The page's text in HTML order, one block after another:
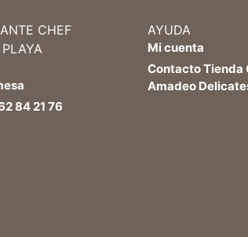
CHEF
84 21 76
AYUDA
Mi cuenta
Contacto Tienda
Amadeo